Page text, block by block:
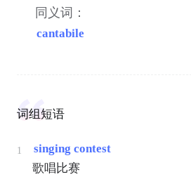
同义词：
cantabile
词组短语
1
singing contest
歌唱比赛